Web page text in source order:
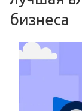
бизнеса